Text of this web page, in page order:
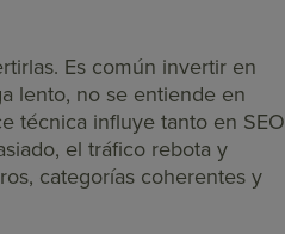
Es común invertir en
lento, no se entiende en
técnica influye tanto en SEO
el tráfico rebota y
categorías coherentes y